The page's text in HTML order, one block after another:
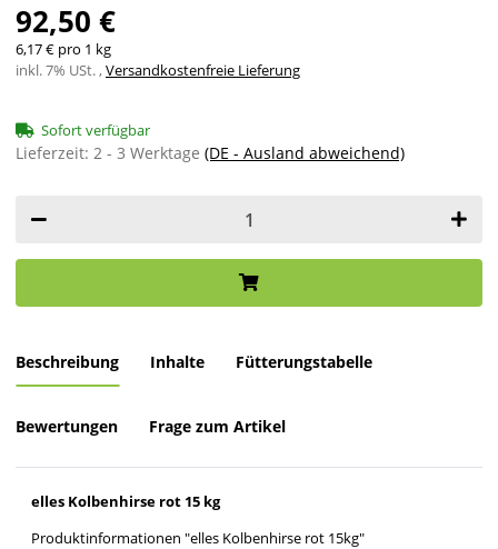
92,50 €
6,17 € pro 1 kg
inkl. 7% USt. ,Versandkostenfreie Lieferung
Sofort verfügbar
Lieferzeit: 2 - 3 Werktage (DE - Ausland abweichend)
Beschreibung Inhalte Fütterungstabelle
Bewertungen Frage zum Artikel
elles Kolbenhirse rot 15 kg
Produktinformationen "elles Kolbenhirse rot 15kg"